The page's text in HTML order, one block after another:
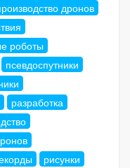
дронов
роботы
псевдоспутники
разработка
рисунки